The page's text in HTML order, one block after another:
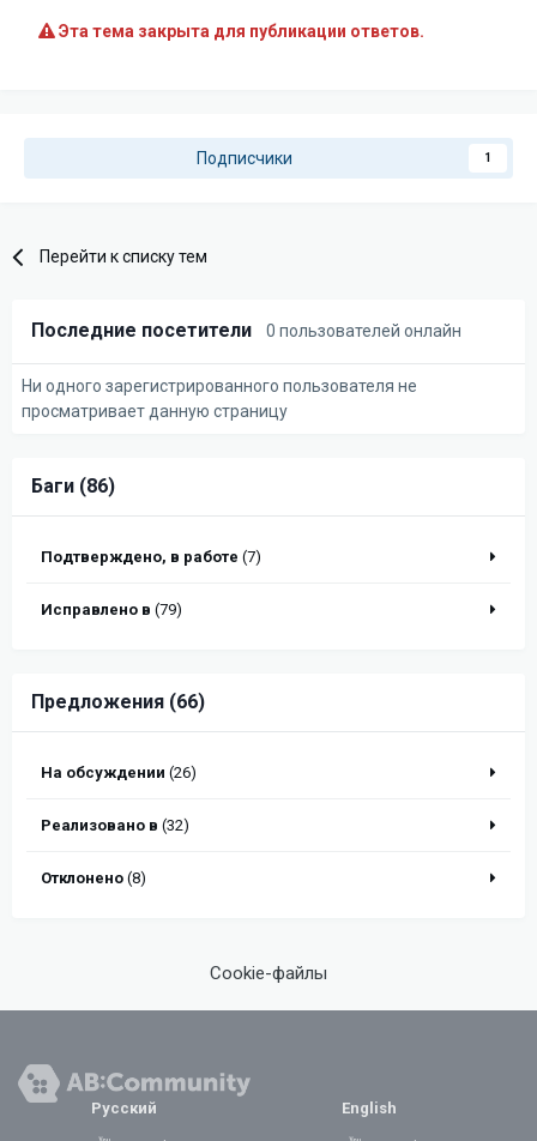
Эта тема закрыта для публикации ответов.
Подписчики 1
Перейти к списку тем
Последние посетители 0 пользователей онлайн
Ни одного зарегистрированного пользователя не
просматривает данную страницу
Баги (86)
Подтверждено, в работе (7)
Исправлено в (79)
Предложения (66)
На обсуждении (26)
Реализовано в (32)
Отклонено (8)
Cookie-файлы
Русский English